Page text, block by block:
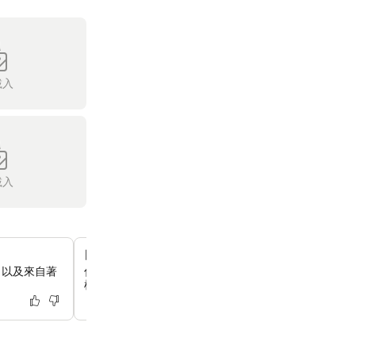
及來自著
日式深浸浴缸
你可以在設有獨立淋浴間和浴缸的浴室裡放鬆一下，這裡
椅，讓你享受傳統又安全的浸浴體驗。